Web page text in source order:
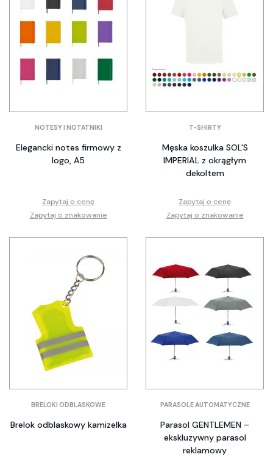
NOTESY I NOTATNIKI
Elegancki notes firmowy z
logo, A5
Zapytaj o cenę
Zapytaj o znakowanie
T-SHIRTY
Męska koszulka SOL'S
IMPERIAL z okrągłym
dekoltem
Zapytaj o cenę
Zapytaj o znakowanie
BRELOKI ODBLASKOWE
Brelok odblaskowy kamizelka
PARASOLE AUTOMATYCZNE
Parasol GENTLEMEN –
ekskluzywny parasol
reklamowy